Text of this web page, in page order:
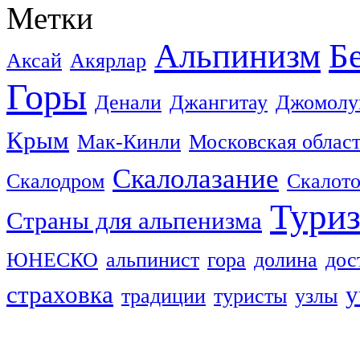
Метки
Аксай Акярлар Альпинизм
Горы Денали Джангитау
Крым Мак-Кинли Московская
Скалодром Скалолазание
Страны для альпенизма
ЮНЕСКО альпинист гора долина
страховка традиции туристы узлы